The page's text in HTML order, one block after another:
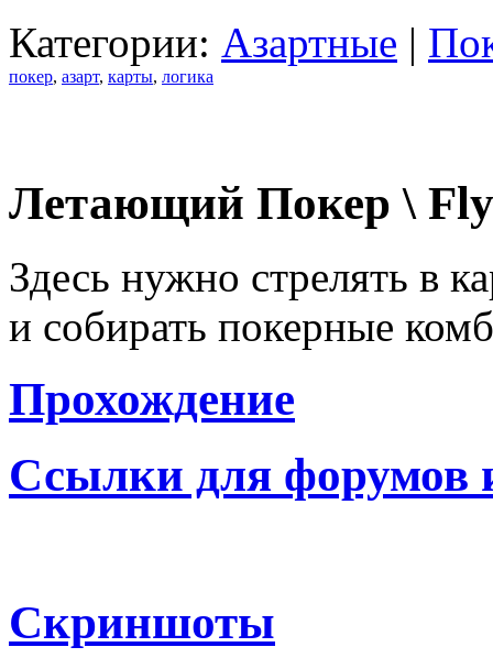
Категории: Азартные |
покер, азарт, карты, логика
Летающий Покер \
Здесь нужно стрелять в
и собирать покерные
Прохождение
Ссылки для форумов
Скриншоты